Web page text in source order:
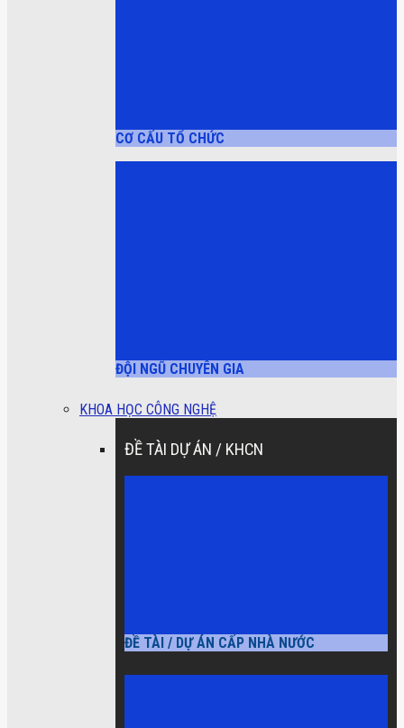
CƠ CẤU TỔ CHỨC
ĐỘI NGŨ CHUYÊN GIA
KHOA HỌC CÔNG NGHỆ
ĐỀ TÀI DỰ ÁN / KHCN
ĐỀ TÀI / DỰ ÁN CẤP NHÀ NƯỚC